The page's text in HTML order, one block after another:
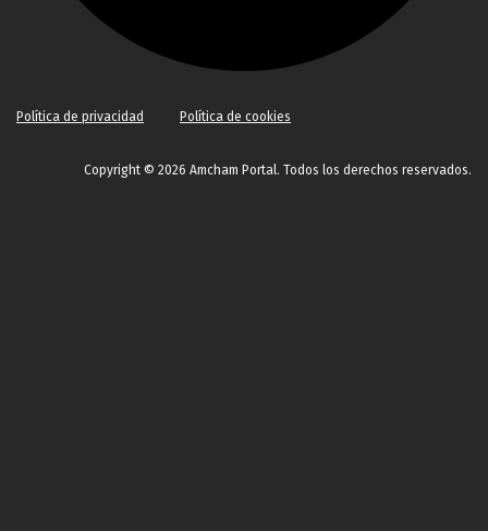
Política de privacidad Política de cookies
Copyright © 2026 Amcham Portal. Todos los derechos reservados.